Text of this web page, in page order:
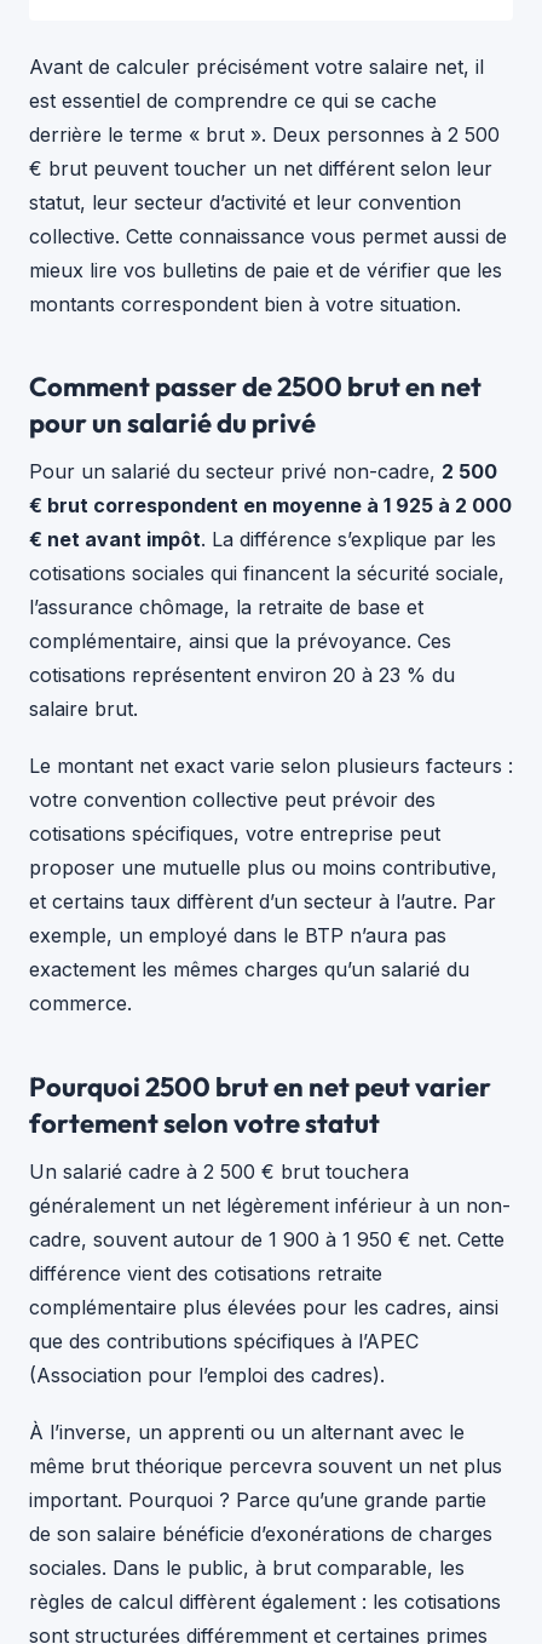
Avant de calculer précisément votre salaire net, il
est essentiel de comprendre ce qui se cache
derrière le terme « brut ». Deux personnes à 2 500
€ brut peuvent toucher un net différent selon leur
statut, leur secteur d’activité et leur convention
collective. Cette connaissance vous permet aussi de
mieux lire vos bulletins de paie et de vérifier que les
montants correspondent bien à votre situation.
Comment passer de 2500 brut en net
pour un salarié du privé
Pour un salarié du secteur privé non-cadre, 2 500
€ brut correspondent en moyenne à 1 925 à 2 000
€ net avant impôt. La différence s’explique par les
cotisations sociales qui financent la sécurité sociale,
l’assurance chômage, la retraite de base et
complémentaire, ainsi que la prévoyance. Ces
cotisations représentent environ 20 à 23 % du
salaire brut.
Le montant net exact varie selon plusieurs facteurs :
votre convention collective peut prévoir des
cotisations spécifiques, votre entreprise peut
proposer une mutuelle plus ou moins contributive,
et certains taux diffèrent d’un secteur à l’autre. Par
exemple, un employé dans le BTP n’aura pas
exactement les mêmes charges qu’un salarié du
commerce.
Pourquoi 2500 brut en net peut varier
fortement selon votre statut
Un salarié cadre à 2 500 € brut touchera
généralement un net légèrement inférieur à un non-
cadre, souvent autour de 1 900 à 1 950 € net. Cette
différence vient des cotisations retraite
complémentaire plus élevées pour les cadres, ainsi
que des contributions spécifiques à l’APEC
(Association pour l’emploi des cadres).
À l’inverse, un apprenti ou un alternant avec le
même brut théorique percevra souvent un net plus
important. Pourquoi ? Parce qu’une grande partie
de son salaire bénéficie d’exonérations de charges
sociales. Dans le public, à brut comparable, les
règles de calcul diffèrent également : les cotisations
sont structurées différemment et certaines primes